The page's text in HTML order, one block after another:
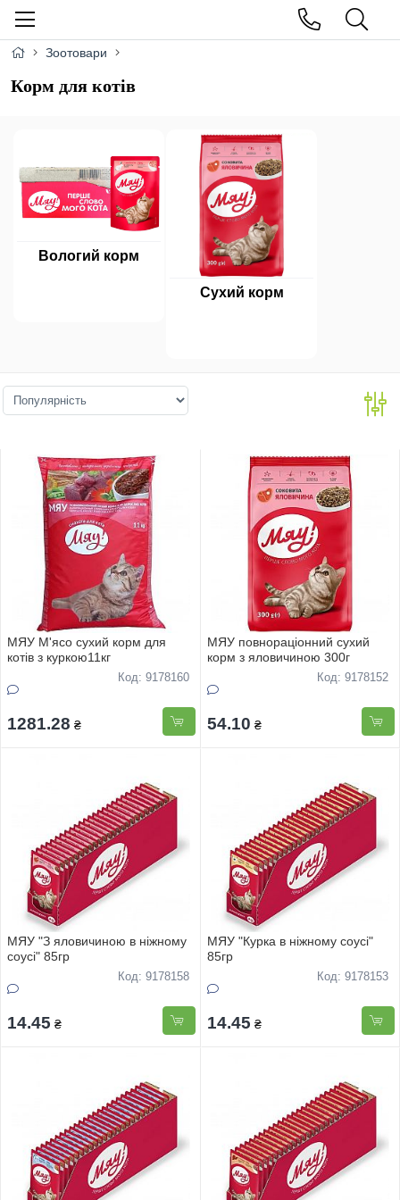
Зоотовари
Корм для котів
Вологий корм
Сухий корм
МЯУ М'ясо сухий корм для
котів з куркою11кг
Код: 9178160
1281.28 ₴
МЯУ повнораціонний сухий
корм з яловичиною 300г
Код: 9178152
54.10 ₴
МЯУ "З яловичиною в ніжному
соусі" 85гр
Код: 9178158
14.45 ₴
МЯУ "Курка в ніжному соусі"
85гр
Код: 9178153
14.45 ₴